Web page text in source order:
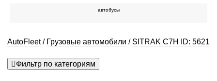
автобусы
AutoFleet / Грузовые автомобили / SITRAK C7H ID: 5621
Фильтр по категориям